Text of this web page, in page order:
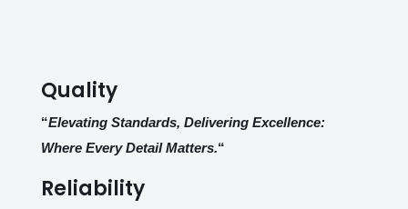
Quality
“Elevating Standards, Delivering Excellence:
Where Every Detail Matters.“
Reliability